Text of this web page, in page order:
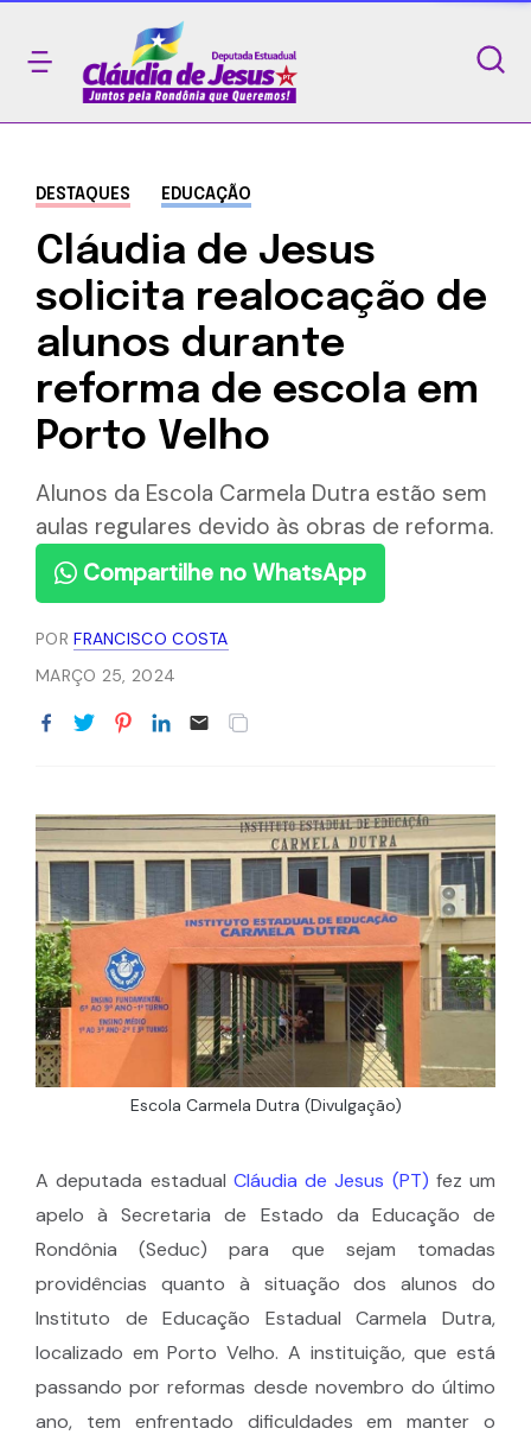
DESTAQUES EDUCAÇÃO
Cláudia de Jesus
solicita realocação de
alunos durante
reforma de escola em
Porto Velho
Alunos da Escola Carmela Dutra estão sem
aulas regulares devido às obras de reforma.
Compartilhe no WhatsApp
PORFRANCISCO COSTA
MARÇO 25, 2024
Escola Carmela Dutra (Divulgação)
A deputada estadual Cláudia de Jesus (PT) fez um
apelo à Secretaria de Estado da Educação de
Rondônia (Seduc) para que sejam tomadas
providências quanto à situação dos alunos do
Instituto de Educação Estadual Carmela Dutra,
localizado em Porto Velho. A instituição, que está
passando por reformas desde novembro do último
ano, tem enfrentado dificuldades em manter o